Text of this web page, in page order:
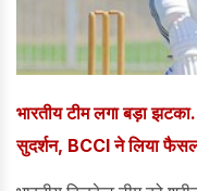
भारतीय टीम लगा बड़ा
सुदर्शन, BCCI ने लिया